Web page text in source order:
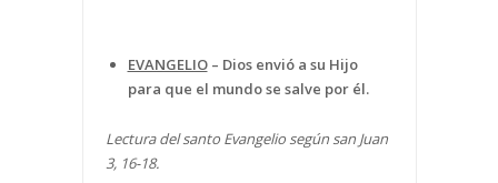
EVANGELIO– Dios envió a su Hijo
para que el mundo se salve por él.
Lectura del santo Evangelio según san Juan
3, 16-18.